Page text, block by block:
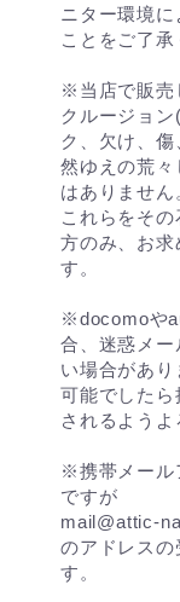
ニター環境
ことをご了承
※当店で販売
クルージョ
ク、欠け、
然ゆえの荒
はありません
これらをそ
方のみ、お求
す。
※docomoや
合、迷惑メ
い場合があり
可能でした
されるようよ
※携帯メール
ですが
mail@attic-
のアドレスの
す。